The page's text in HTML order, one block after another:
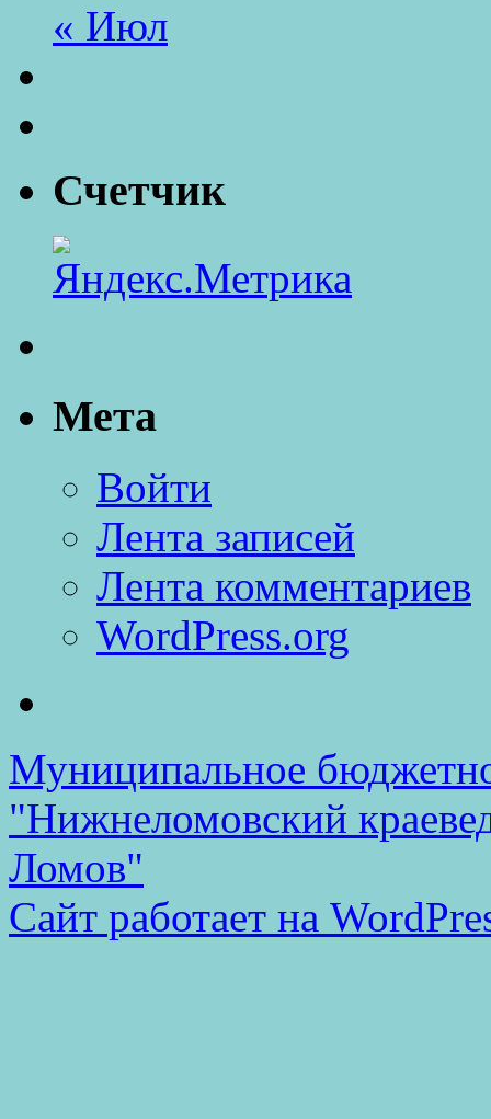
« Июл
Счетчик
Мета
Войти
Лента записей
Лента комментариев
WordPress.org
Муниципальное
"Нижнеломовский
Ломов"
Сайт работает на